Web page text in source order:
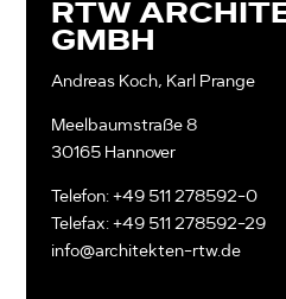
RTW
GMBH
Andreas Koch, Karl Prange
Meelbaumstraße 8
30165 Hannover
Telefon: +49 511 278592-0
Telefax: +49 511 278592-29
info@architekten-rtw.de